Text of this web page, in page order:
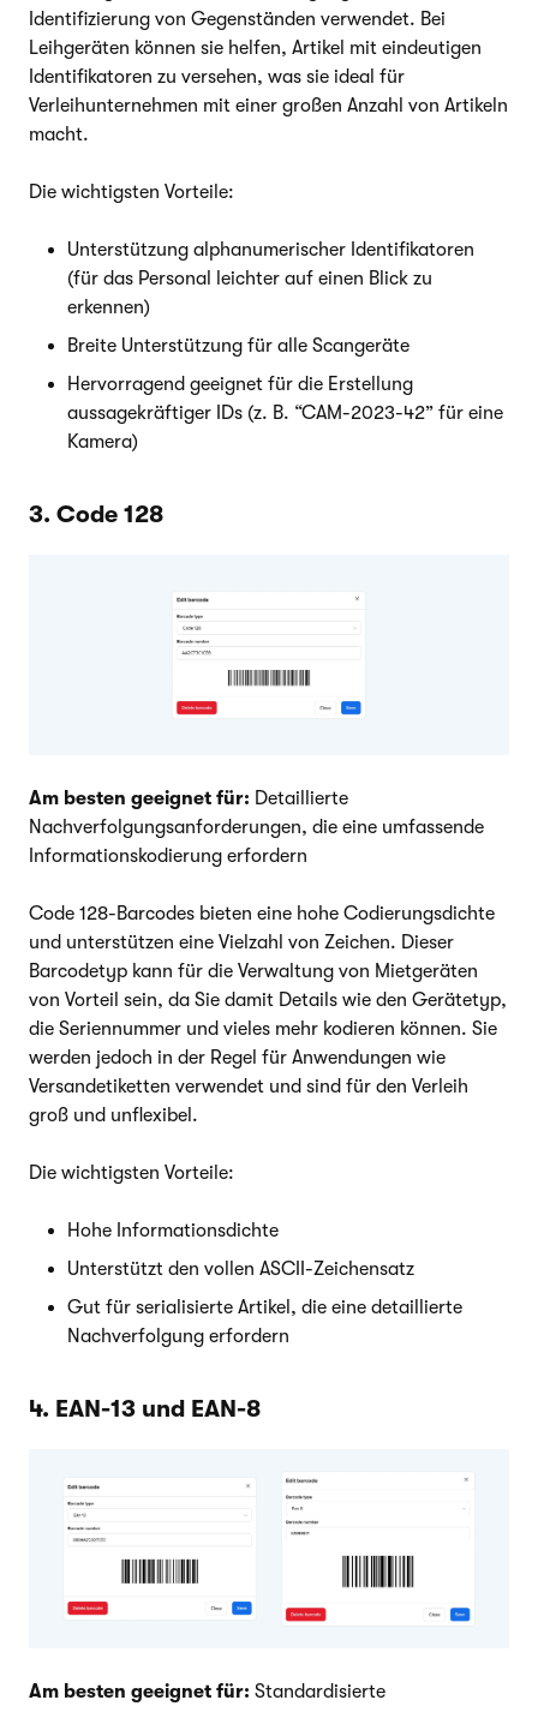
Identifizierung von Gegenständen verwendet. Bei
Leihgeräten können sie helfen, Artikel mit eindeutigen
Identifikatoren zu versehen, was sie ideal für
Verleihunternehmen mit einer großen Anzahl von Artikeln
macht.
Die wichtigsten Vorteile:
Unterstützung alphanumerischer Identifikatoren
(für das Personal leichter auf einen Blick zu
erkennen)
Breite Unterstützung für alle Scangeräte
Hervorragend geeignet für die Erstellung
aussagekräftiger IDs (z. B. “CAM-2023-42” für eine
Kamera)
3. Code 128
Am besten geeignet für: Detaillierte
Nachverfolgungsanforderungen, die eine umfassende
Informationskodierung erfordern
Code 128-Barcodes bieten eine hohe Codierungsdichte
und unterstützen eine Vielzahl von Zeichen. Dieser
Barcodetyp kann für die Verwaltung von Mietgeräten
von Vorteil sein, da Sie damit Details wie den Gerätetyp,
die Seriennummer und vieles mehr kodieren können. Sie
werden jedoch in der Regel für Anwendungen wie
Versandetiketten verwendet und sind für den Verleih
groß und unflexibel.
Die wichtigsten Vorteile:
Hohe Informationsdichte
Unterstützt den vollen ASCII-Zeichensatz
Gut für serialisierte Artikel, die eine detaillierte
Nachverfolgung erfordern
4. EAN-13 und EAN-8
Am besten geeignet für: Standardisierte